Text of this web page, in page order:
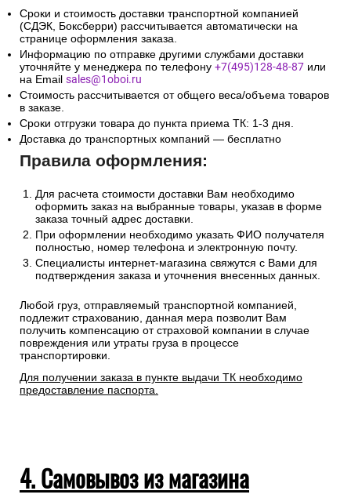
3. Доставка в Республику
Беларусь и Казахстан
Сроки и стоимость доставки транспортной компанией
(СДЭК, Боксберри) рассчитывается автоматически на
странице оформления заказа.
Информацию по отправке другими службами доставки
уточняйте у менеджера по телефону
на Emailsales@1oboi.ru
в заказе.
Сроки отгрузки товара до пункта приема ТК: 1-3 дня.
Доставка до транспортных компаний — бесплатно
Правила оформления:
Для расчета стоимости доставки Вам необходимо
заказа точный адрес доставки.
При оформлении необходимо указать ФИО получателя
полностью, номер телефона и электронную почту.
Специалисты интернет-магазина свяжутся с Вами для
подтверждения заказа и уточнения внесенных данных.
Любой груз, отправляемый транспортной компанией,
предоставление паспорта.